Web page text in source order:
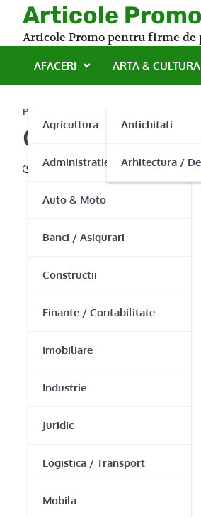
content
Articole
Articole Promo pentru firme de
AFACERI
Agricultura
Administratie Publica
Auto & Moto
Banci / Asigurari
Constructii
Finante / Contabilitate
Imobiliare
Industrie
Juridic
Logistica / Transport
Mobila
ARTA & CULTURA
Antichitati
Arhitectura /
PROMO
Cum trebuie
02/06/2016